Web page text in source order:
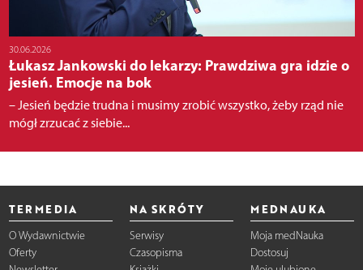
30.06.2026
Łukasz Jankowski do lekarzy: Prawdziwa gra idzie o
jesień. Emocje na bok
– Jesień będzie trudna i musimy zrobić wszystko, żeby rząd nie
mógł zrzucać z siebie...
TERMEDIA
O Wydawnictwie
Oferty
NA SKRÓTY
Serwisy
Czasopisma
MEDNAUKA
Moja medNauka
Dostosuj